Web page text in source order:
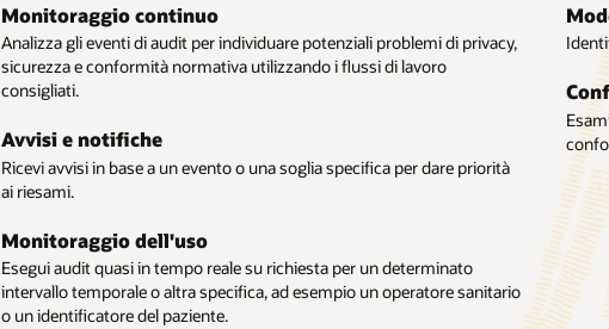
Monitoraggio continuo
Analizza gli eventi di audit per individuare potenziali problemi di privacy,
sicurezza e conformità normativa utilizzando i flussi di lavoro
consigliati.
Avvisi e notifiche
Ricevi avvisi in base a un evento o una soglia specifica per dare priorità
ai riesami.
Monitoraggio dell'uso
Esegui audit quasi in tempo reale su richiesta per un determinato
intervallo temporale o altra specifica, ad esempio un operatore sanitario
o un identificatore del paziente.
Disaster recovery
Mantieni l'accesso completo in lettura/scrittura a tutti i dati clinici
durante un'interruzione del fascicolo sanitario elettronico (EHR).
Accesso in sola lettura
Ottieni l'accesso in sola lettura a una copia completa dei dati nel
fascicolo sanitario elettronico (EHR) utilizzando le soluzioni Oracle
del
Oracle Health Instant Access
Aiuta gli operatori sanitari a essere più produttivi riducendo il tempo
necessario per accedere alle informazioni e agli strumenti di lavoro.
Consenti metodi avanzati di autenticazione per i flussi di lavoro di
riautenticazione che utilizzano l'autenticazione a più fattori (MFA) nel
fascicolo sanitario elettronico (EHR).
Aiuta